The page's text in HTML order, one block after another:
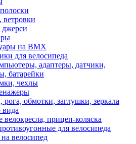
ветровки
на BMX
для велосипеда
адаптеры, датчики,
батарейки
чехлы
рога, обмотки, заглушки, зеркала
вида
велокресла, прицеп-коляска
для велосипеда
велосипед